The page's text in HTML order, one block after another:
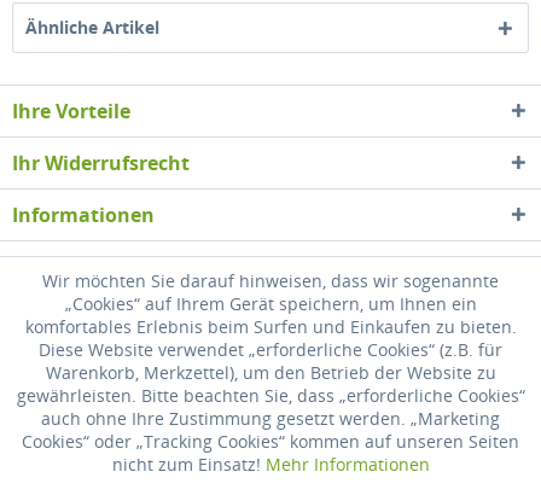
Ähnliche Artikel
Ihre Vorteile
Ihr Widerrufsrecht
Informationen
* Alle Preise inkl. gesetzl. Mehrwertsteuer zzgl.Versandkosten, wenn nicht
anders beschrieben
Widerrufsrecht Versandkosten Datenschutz
Zahlung
AGB
Impressum
Wir möchten Sie darauf hinweisen, dass wir sogenannte
„Cookies“ auf Ihrem Gerät speichern, um Ihnen ein
komfortables Erlebnis beim Surfen und Einkaufen zu bieten.
Diese Website verwendet „erforderliche Cookies“ (z.B. für
Warenkorb, Merkzettel), um den Betrieb der Website zu
gewährleisten. Bitte beachten Sie, dass „erforderliche Cookies“
auch ohne Ihre Zustimmung gesetzt werden. „Marketing
Cookies“ oder „Tracking Cookies“ kommen auf unseren Seiten
nicht zum Einsatz! Mehr Informationen